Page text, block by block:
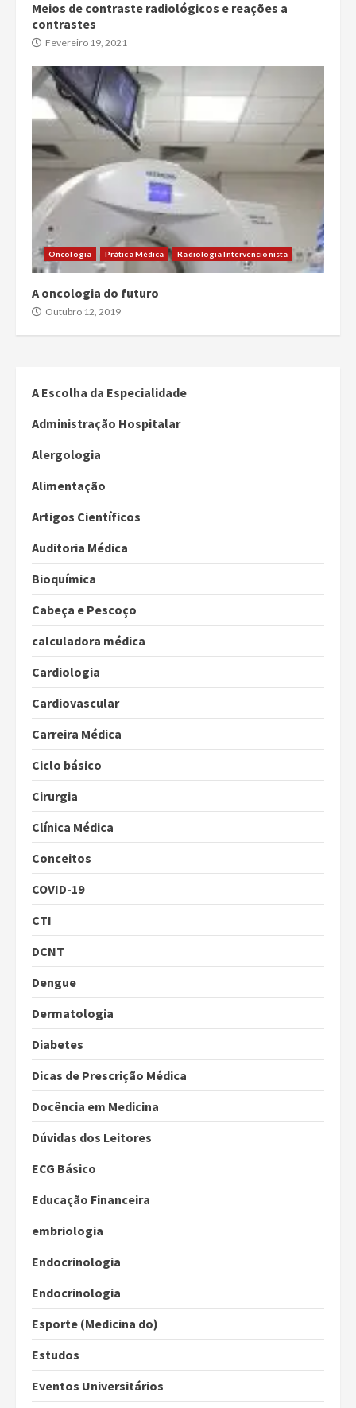
Meios de contraste radiológicos e reações a
contrastes
Fevereiro 19, 2021
Oncologia Prática Médica Radiologia Intervencionista
A oncologia do futuro
Outubro 12, 2019
A Escolha da Especialidade
Administração Hospitalar
Alergologia
Alimentação
Artigos Científicos
Auditoria Médica
Bioquímica
Cabeça e Pescoço
calculadora médica
Cardiologia
Cardiovascular
Carreira Médica
Ciclo básico
Cirurgia
Clínica Médica
Conceitos
COVID-19
CTI
DCNT
Dengue
Dermatologia
Diabetes
Dicas de Prescrição Médica
Docência em Medicina
Dúvidas dos Leitores
ECG Básico
Educação Financeira
embriologia
Endocrinologia
Endocrinologia
Esporte (Medicina do)
Estudos
Eventos Universitários